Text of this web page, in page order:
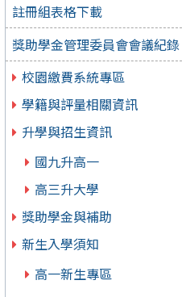
註冊組表格下載
獎助學金管理委員會會議紀錄
校園繳費系統專區
學籍與評量相關資訊
升學與招生資訊
國九升高一
高三升大學
獎助學金與補助
新生入學須知
高一新生專區